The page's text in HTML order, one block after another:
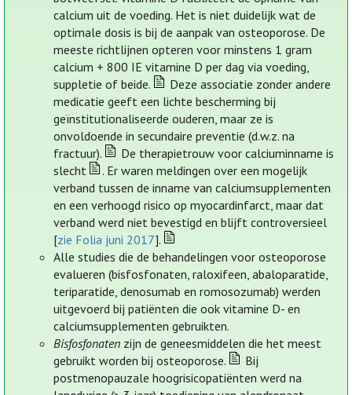
calcium uit de voeding. Het is niet duidelijk wat de
optimale dosis is bij de aanpak van osteoporose. De
meeste richtlijnen opteren voor minstens 1 gram
calcium + 800 IE vitamine D per dag via voeding,
suppletie of beide.
Deze associatie zonder andere
medicatie geeft een lichte bescherming bij
geïnstitutionaliseerde ouderen, maar ze is
onvoldoende in secundaire preventie (d.w.z. na
fractuur).
De therapietrouw voor calciuminname is
slecht
. Er waren meldingen over een mogelijk
verband tussen de inname van calciumsupplementen
en een verhoogd risico op myocardinfarct, maar dat
verband werd niet bevestigd en blijft controversieel
[zie Folia juni 2017].
Alle studies die de behandelingen voor osteoporose
evalueren (bisfosfonaten, raloxifeen, abaloparatide,
teriparatide, denosumab en romosozumab) werden
uitgevoerd bij patiënten die ook vitamine D- en
calciumsupplementen gebruikten.
Bisfosfonaten zijn de geneesmiddelen die het meest
gebruikt worden bij osteoporose.
Bij
postmenopauzale hoogrisicopatiënten werd na